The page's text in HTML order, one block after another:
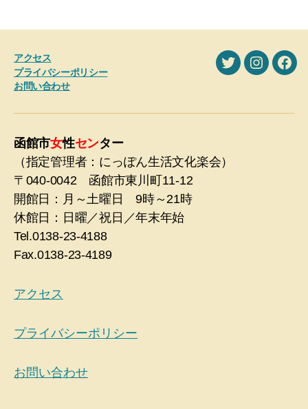
アクセス
プライバシーポリシー
お問い合わせ
X
函館市女性センター
（指定管理者：にっぽん生活文化楽会）
〒040-0042 函館市東川町11-12
開館日：月～土曜日 9時～21時
休館日：日曜／祝日／年末年始
Tel.0138-23-4188
Fax.0138-23-4189
アクセス
プライバシーポリシー
お問い合わせ